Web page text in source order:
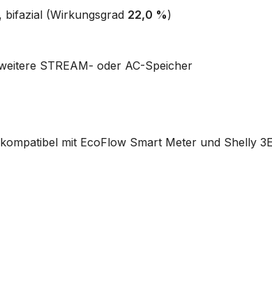
bifazial (Wirkungsgrad 22,0 %)
STREAM- oder AC-Speicher
mit EcoFlow Smart Meter und Shelly